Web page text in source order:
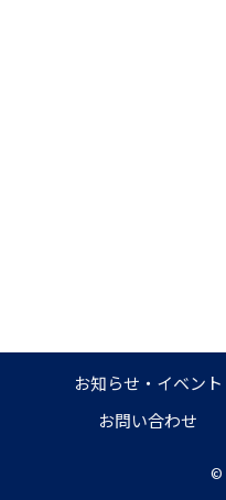
©
お知らせ・イベント
お問い合わせ